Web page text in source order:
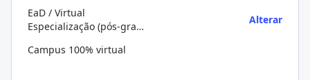
EaD / Virtual
Especialização (pós-graduação)
Alterar
Campus 100% virtual